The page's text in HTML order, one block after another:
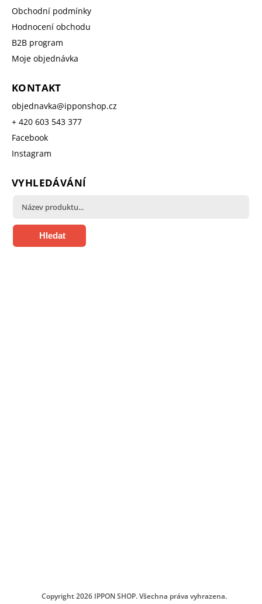
Obchodní podmínky
Hodnocení obchodu
B2B program
Moje objednávka
KONTAKT
objednavka@ipponshop.cz
+ 420 603 543 377
Facebook
Instagram
VYHLEDÁVÁNÍ
Hledat
Copyright 2026 IPPON SHOP. Všechna práva vyhrazena.